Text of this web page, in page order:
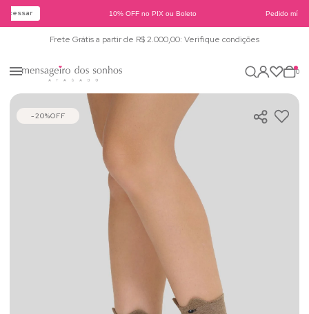
Acessar 10% OFF no PIX ou Boleto Pedido
Frete Grátis a partir de R$ 2.000,00: Verifique condições
0
20%OFF